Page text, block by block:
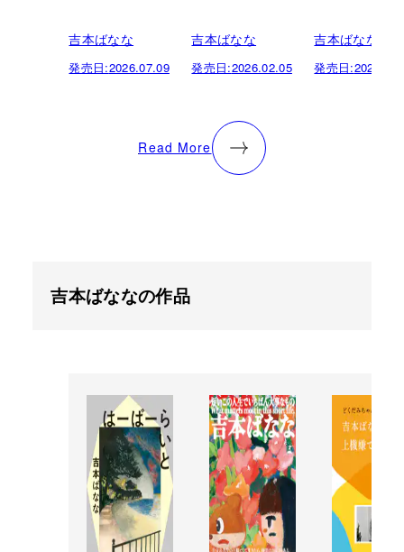
吉本ばなな
発売日:2026.07.09
吉本ばなな
発売日:2026.02.05
吉本ばなな
発売日:
Read More
吉本ばななの作品